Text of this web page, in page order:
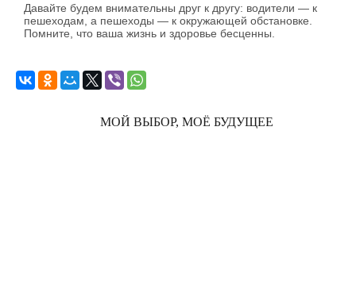
Давайте будем внимательны друг к другу: водители — к
пешеходам, а пешеходы — к окружающей обстановке.
Помните, что ваша жизнь и здоровье бесценны.
МОЙ ВЫБОР, МОЁ БУДУЩЕЕ